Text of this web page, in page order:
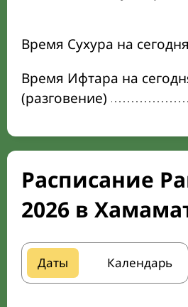
Время Сухура на сегодня
Время Ифтара на
(разговение)
Расписание
2026 в
Даты Календарь